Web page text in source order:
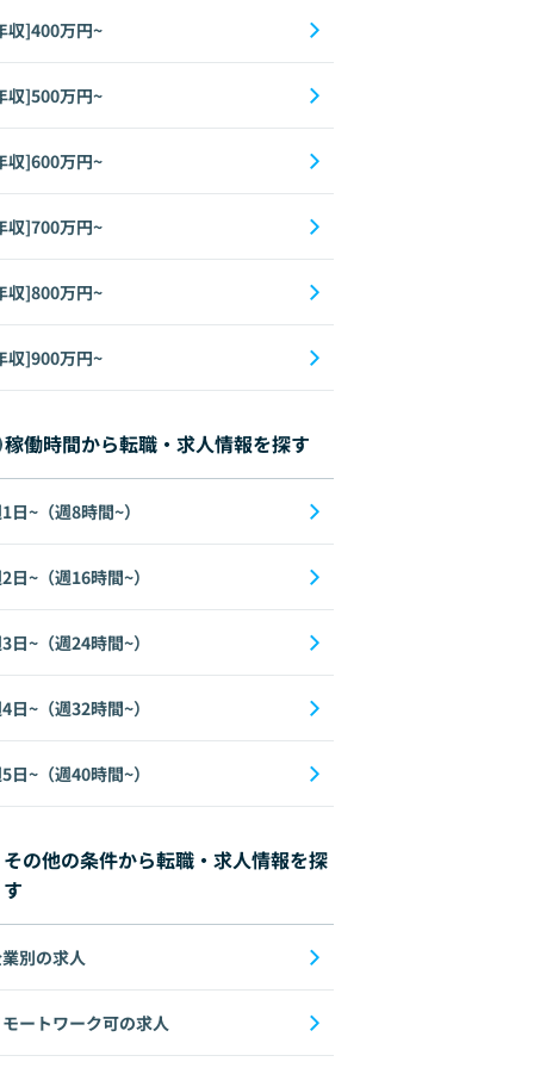
収]400万円~
収]500万円~
収]600万円~
収]700万円~
収]800万円~
収]900万円~
稼働時間から転職・求人情報を探す
日~（週8時間~）
日~（週16時間~）
日~（週24時間~）
日~（週32時間~）
日~（週40時間~）
その他の条件から転職・求人情報を探
す
別の求人
モートワーク可の求人